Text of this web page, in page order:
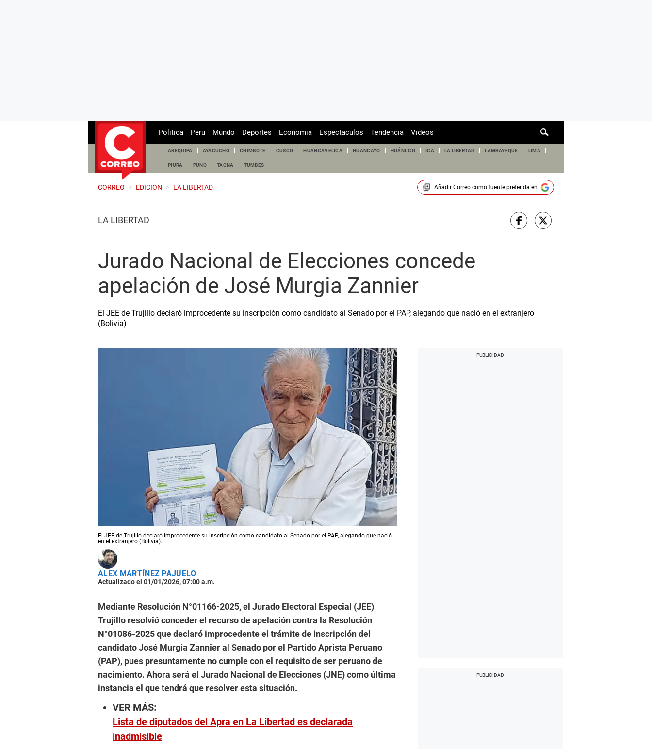
de
Política Perú Mundo Deportes Economía Espectáculos Tendencia Videos
AREQUIPA AYACUCHO CHIMBOTE CUSCO HUANCAVELICA HUANCAYO HUÁNUCO ICA LA LIBERTAD LAMBAYEQUE LIMA
PIURA PUNO TACNA TUMBES
CORREO > EDICION > LA LIBERTAD Añadir Correocomo fuente preferida en
LA LIBERTAD
Jurado Nacional de Elecciones concede
apelación de José Murgia Zannier
El JEE de Trujillo declaró improcedente su inscripción como candidato al Senado por el PAP, alegando que nació en el extranjero
(Bolivia)
El JEE de Trujillo declaró improcedente su inscripción como candidato al Senado por el PAP, alegando que nació
en el extranjero (Bolivia).
ALEX MARTÍNEZ PAJUELO
Actualizado el 01/01/2026, 07:00 a.m.
Mediante Resolución N°01166-2025, el Jurado Electoral Especial (JEE)
Trujillo resolvió conceder el recurso de apelación contra la Resolución
N°01086-2025 que declaró improcedente el trámite de inscripción del
candidato José Murgia Zannier al Senado por el Partido Aprista Peruano
(PAP), pues presuntamente no cumple con el requisito de ser peruano de
nacimiento. Ahora será el Jurado Nacional de Elecciones (JNE) como última
instancia el que tendrá que resolver esta situación.
VER MÁS:
Lista de diputados del Apra en La Libertad es declarada
inadmisible